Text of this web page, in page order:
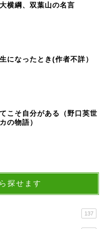
横綱、双葉山の名言
になったとき(作者不詳）
こそ自分がある（野口英世
の物語）
探せます
137